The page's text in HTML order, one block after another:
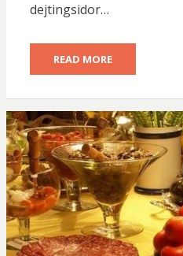
dejtingsidor…
READ MORE